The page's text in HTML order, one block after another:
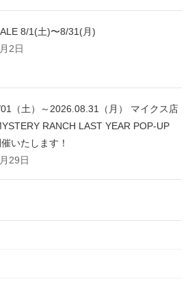
8/1(土)〜8/31(月)
2日
（土）～2026.08.31（月） マイクス店
RANCH LAST YEAR POP-UP
いたします！
29日